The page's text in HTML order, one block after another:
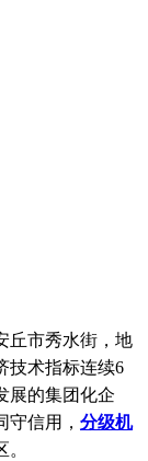
市秀水街，地
技术指标连续6
展的集团化企
信用， 分级机